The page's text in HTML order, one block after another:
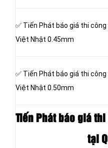
✅ Tiến Phát báo giá thi
Việt Nhật 0.45mm
✅ Tiến Phát báo giá thi
Việt Nhật 0.50mm
Tiến Phát báo giá
tại